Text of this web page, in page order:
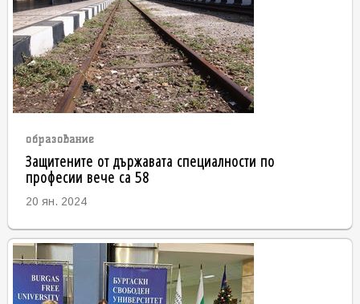
образование
Защитените от държавата специалности по
професии вече са 58
20 ян. 2024